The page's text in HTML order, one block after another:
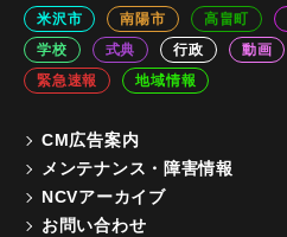
米沢市 南陽市 高畠町
学校
式典 行政 動画
緊急速報
地域情報
CM広告案内
メンテナンス・障害情報
NCVアーカイブ
お問い合わせ